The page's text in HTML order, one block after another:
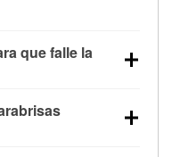
que falle la
hasta la mitad de
los 0 °F, lo que